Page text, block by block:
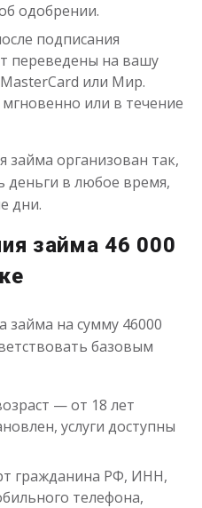
одобрении.
подписания
переведены на вашу
или Мир.
или в течение
займа организован так,
деньги в любое время,
дни.
займа 46 000
займа на сумму 46000
базовым
— от 18 лет
услуги доступны
гражданина РФ, ИНН,
телефона,